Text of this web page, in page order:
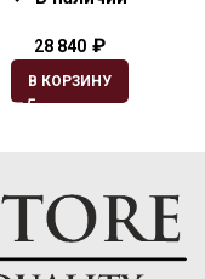
28 840 ₽
В КОРЗИНУ